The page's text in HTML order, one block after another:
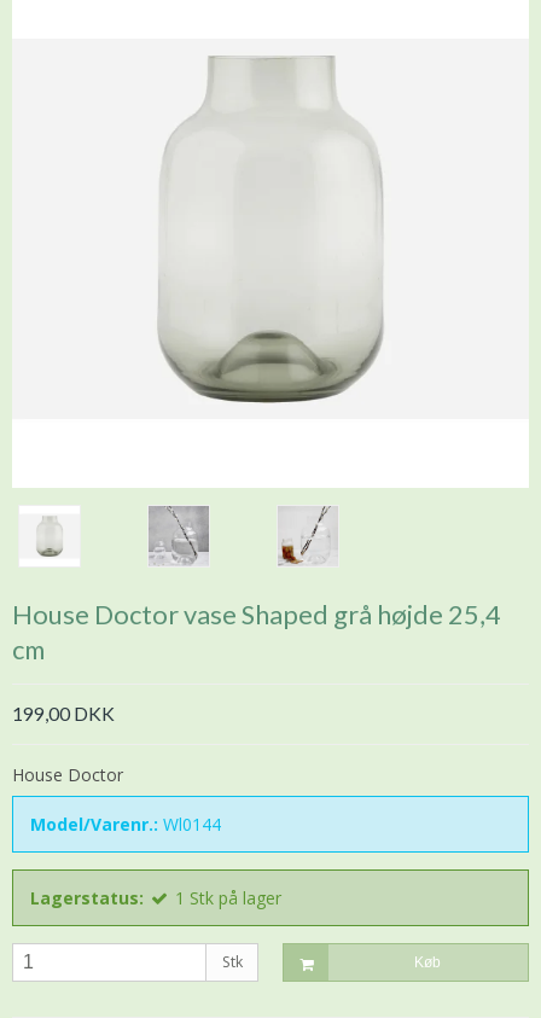
House Doctor vase Shaped grå højde 25,4
cm
199,00 DKK
House Doctor
Model/Varenr.: Wl0144
Lagerstatus: 1 Stk på lager
Stk Køb